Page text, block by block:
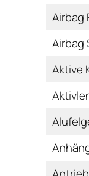
Airbag
Airbag
Aktive